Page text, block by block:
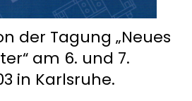
der Tagung „Neues
am 6. und 7.
in Karlsruhe.